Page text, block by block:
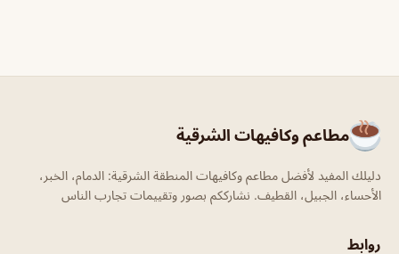
مطاعم وكافيهات الشرقية
دليلك المفيد لأفضل مطاعم وكافيهات المنطقة الشرقية: الدمام، الخبر،
الأحساء، الجبيل، القطيف. نشارككم بصور وتقييمات تجارب الناس
روابط